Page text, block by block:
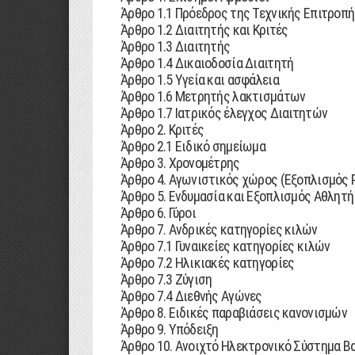
Άρθρο 1.1 Πρόεδρος της Τεχνικής
Άρθρο 1.2 ∆ιαιτητής και Κριτές
Άρθρο 1.3 ∆ιαιτητής
Άρθρο 1.4 ∆ικαιοδοσία ∆ιαιτητή
Άρθρο 1.5 Υγεία και ασφάλεια
Άρθρο 1.6 Μετρητής λακτισµάτων
Άρθρο 1.7 Ιατρικός έλεγχος ∆ιαιτητών
Άρθρο 2. Κριτές
Άρθρο 2.1 Ειδικό σηµείωµα
Άρθρο 3. Χρονοµέτρης
Άρθρο 4. Αγωνιστικός χώρος (Εξοπλισµός
Άρθρο 5. Ενδυµασία και Εξοπλισµός Αθλητή
Άρθρο 6. Γύροι
Άρθρο 7. Ανδρικές κατηγορίες κιλών
Άρθρο 7.1 Γυναικείες κατηγορίες κιλών
Άρθρο 7.2 Ηλικιακές κατηγορίες
Άρθρο 7.3 Ζύγιση
Άρθρο 7.4 ∆ιεθνής Αγώνες
Άρθρο 8. Ειδικές παραβιάσεις κανονισµών
Άρθρο 9. Υπόδειξη
Άρθρο 10. Ανοιχτό Ηλεκτρονικό Σύστηµα